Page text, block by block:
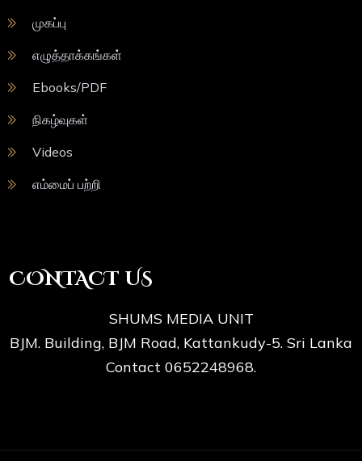
முகப்பு
எழுத்தாக்கங்கள்
Ebooks/PDF
நிகழ்வுகள்
Videos
எம்மைப் பற்றி
CONTACT US
SHUMS MEDIA UNIT
BJM. Building, BJM Road, Kattankudy-5. Sri Lanka
Contact 0652248968.